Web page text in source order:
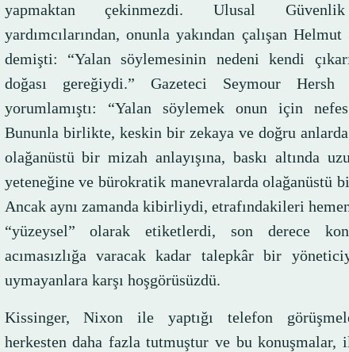
yapmaktan çekinmezdi. Ulusal Güvenlik
yardımcılarından, onunla yakından çalışan
demişti: “Yalan söylemesinin nedeni kendi
doğası gereğiydi.” Gazeteci Seymour
yorumlamıştı: “Yalan söylemek onun için
Bununla birlikte, keskin bir zekaya ve doğru
olağanüstü bir mizah anlayışına, baskı altında
yeteneğine ve bürokratik manevralarda olağanüstü
Ancak aynı zamanda kibirliydi, etrafındakileri
“yüzeysel” olarak etiketlerdi, son derece
acımasızlığa varacak kadar talepkâr bir
uymayanlara karşı hoşgörüsüzdü.
Kissinger, Nixon ile yaptığı telefon
herkesten daha fazla tutmuştur ve bu konuşmalar,